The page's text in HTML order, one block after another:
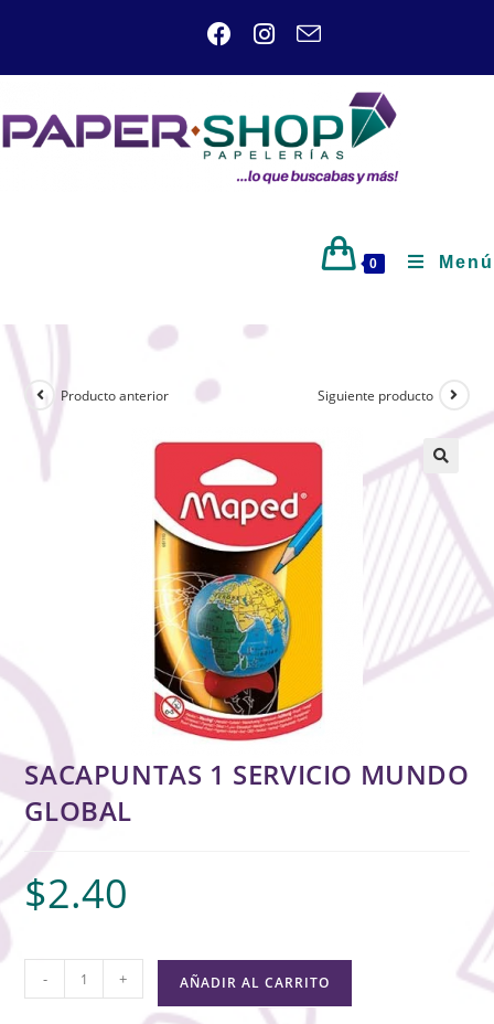
0 Menú
Producto anterior Siguiente producto
🔍
SACAPUNTAS 1 SERVICIO MUNDO
GLOBAL
$2.40
- + AÑADIR AL CARRITO